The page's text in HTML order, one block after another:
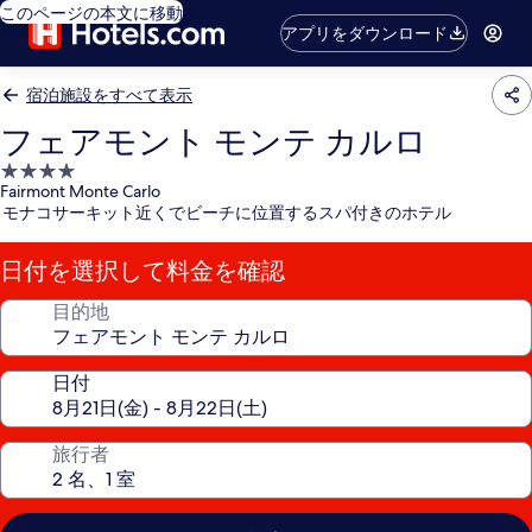
このページの本文に移動
アプリをダウンロード
宿泊施設をすべて表示
フェアモント モンテ カルロ
4.0
つ
星
宿
泊
施
Fairmont Monte Carlo
モナコサーキット近くでビーチに位置するスパ付きのホテル
日付を選択して料金を確認
目的地
日付
旅行者